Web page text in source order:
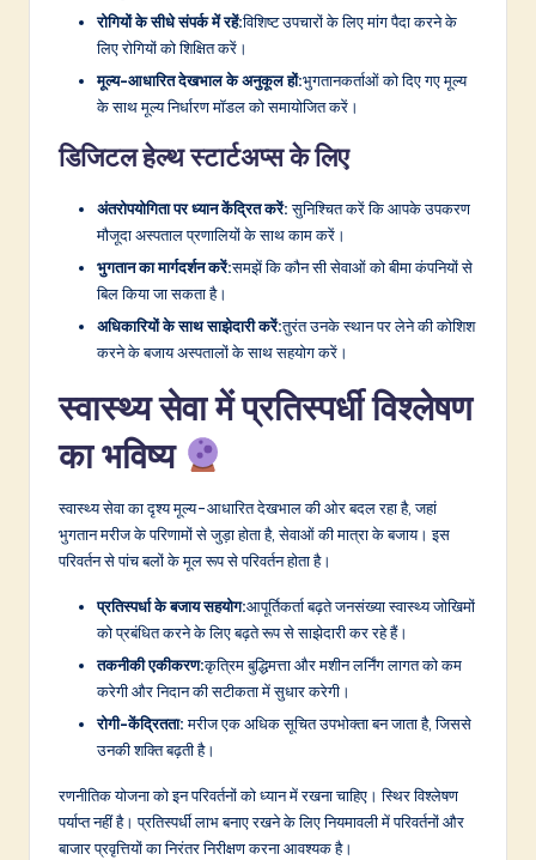
रोगियों के सीधे संपर्क में रहें:विशिष्ट उपचारों के लिए मांग पैदा करने के
लिए रोगियों को शिक्षित करें।
मूल्य-आधारित देखभाल के अनुकूल हों:भुगतानकर्ताओं को दिए गए मूल्य
के साथ मूल्य निर्धारण मॉडल को समायोजित करें।
डिजिटल हेल्थ स्टार्टअप्स के लिए
अंतरोपयोगिता पर ध्यान केंद्रित करें:सुनिश्चित करें कि आपके उपकरण
मौजूदा अस्पताल प्रणालियों के साथ काम करें।
भुगतान का मार्गदर्शन करें:समझें कि कौन सी सेवाओं को बीमा कंपनियों से
बिल किया जा सकता है।
अधिकारियों के साथ साझेदारी करें:तुरंत उनके स्थान पर लेने की कोशिश
करने के बजाय अस्पतालों के साथ सहयोग करें।
स्वास्थ्य सेवा में प्रतिस्पर्धी विश्लेषण
का भविष्य
स्वास्थ्य सेवा का दृश्य मूल्य-आधारित देखभाल की ओर बदल रहा है, जहां
भुगतान मरीज के परिणामों से जुड़ा होता है, सेवाओं की मात्रा के बजाय। इस
परिवर्तन से पांच बलों के मूल रूप से परिवर्तन होता है।
प्रतिस्पर्धा के बजाय सहयोग:आपूर्तिकर्ता बढ़ते जनसंख्या स्वास्थ्य जोखिमों
को प्रबंधित करने के लिए बढ़ते रूप से साझेदारी कर रहे हैं।
तकनीकी एकीकरण:कृत्रिम बुद्धिमत्ता और मशीन लर्निंग लागत को कम
करेगी और निदान की सटीकता में सुधार करेगी।
रोगी-केंद्रितता:मरीज एक अधिक सूचित उपभोक्ता बन जाता है, जिससे
उनकी शक्ति बढ़ती है।
रणनीतिक योजना को इन परिवर्तनों को ध्यान में रखना चाहिए। स्थिर विश्लेषण
पर्याप्त नहीं है। प्रतिस्पर्धी लाभ बनाए रखने के लिए नियमावली में परिवर्तनों और
बाजार प्रवृत्तियों का निरंतर निरीक्षण करना आवश्यक है।